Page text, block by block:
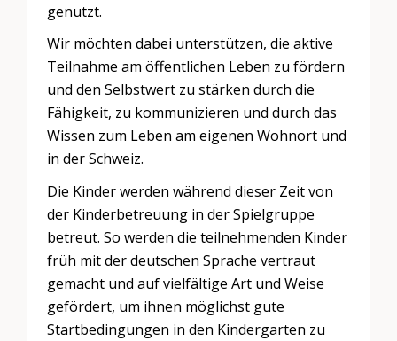
genutzt.
Wir möchten dabei unterstützen, die aktive
Teilnahme am öffentlichen Leben zu fördern
und den Selbstwert zu stärken durch die
Fähigkeit, zu kommunizieren und durch das
Wissen zum Leben am eigenen Wohnort und
in der Schweiz.
Die Kinder werden während dieser Zeit von
der Kinderbetreuung in der Spielgruppe
betreut. So werden die teilnehmenden Kinder
früh mit der deutschen Sprache vertraut
gemacht und auf vielfältige Art und Weise
gefördert, um ihnen möglichst gute
Startbedingungen in den Kindergarten zu